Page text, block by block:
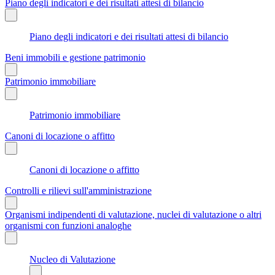
Piano degli indicatori e dei risultati attesi di bilancio
Piano degli indicatori e dei risultati attesi di bilancio
Beni immobili e gestione patrimonio
Patrimonio immobiliare
Patrimonio immobiliare
Canoni di locazione o affitto
Canoni di locazione o affitto
Controlli e rilievi sull'amministrazione
Organismi indipendenti di valutazione, nuclei di valutazione o altri
organismi con funzioni analoghe
Nucleo di Valutazione